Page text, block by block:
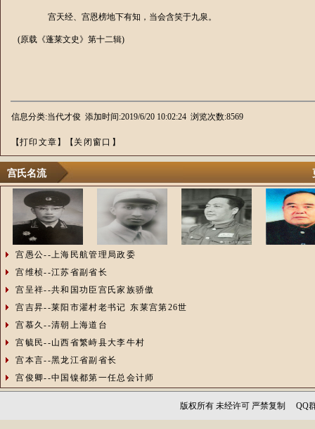
宫天经、宫恩榜地下有知，当会含笑于九泉。
(原载《蓬莱文史》第十二辑)
信息分类:当代才俊 添加时间:2019/6/20 10:02:24 浏览次数:8569
【打印文章 】【 关闭窗口 】
宫氏名流
宫愚公--上海民航管理局政委
宫维桢--江苏省副省长
宫呈祥--共和国功臣宫氏家族骄傲
宫吉昇--莱阳市濯村老书记 东莱宫第26世
宫慕久--清朝上海道台
宫毓民--山西省繁峙县大李牛村
宫本言--黑龙江省副省长
宫俊卿--中国镍都第一任总会计师
版权所有 未经许可 严禁复制 QQ群